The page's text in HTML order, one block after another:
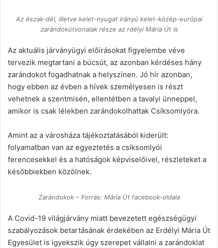
Az észak-dél, illetve kelet-nyugat irányú kelet-közép-európai
zarándokútvonalak része az rdélyi Mária Út is
Az aktuális járványügyi előírásokat figyelembe véve
tervezik megtartani a búcsút, az azonban kérdéses hány
zarándokot fogadhatnak a helyszínen. Jó hír azonban,
hogy ebben az évben a hívek személyesen is részt
vehetnek a szentmisén, ellentétben a tavalyi ünneppel,
amikor is csak lélekben zarándokolhattak Csíksomlyóra.
Amint az a városháza tájékoztatásából kiderült:
folyamatban van az egyeztetés a csíksomlyói
ferencesekkel és a hatóságok képviselőivel, részleteket a
későbbiekben közölnek.
Zarándokok – Forrás: Mária Út facebook-oldala
A Covid-19 világjárvány miatt bevezetett egészségügyi
szabályozások betartásának érdekében az Erdélyi Mária Út
Egyesület is igyekszik úgy szerepet vállalni a zarándoklat